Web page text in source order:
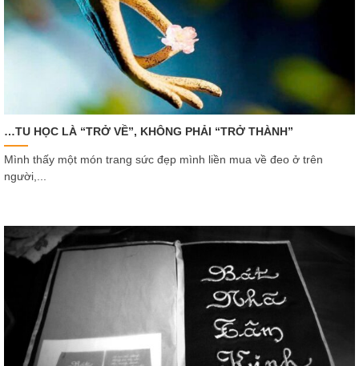
…TU HỌC LÀ “TRỞ VỀ”, KHÔNG PHẢI “TRỞ THÀNH”
Mình thấy một món trang sức đẹp mình liền mua về đeo ở trên
người,...